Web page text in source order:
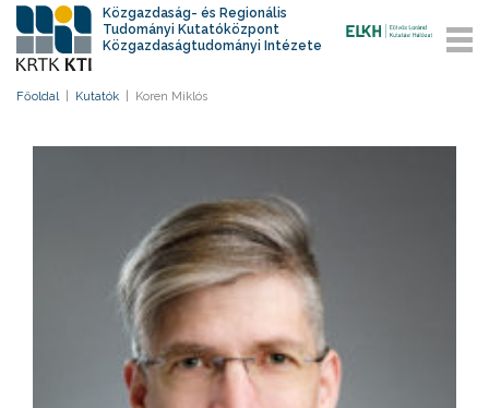
Közgazdaság- és Regionális
Tudományi Kutatóközpont
Közgazdaságtudományi Intézete
Főoldal Kutatók Koren Miklós